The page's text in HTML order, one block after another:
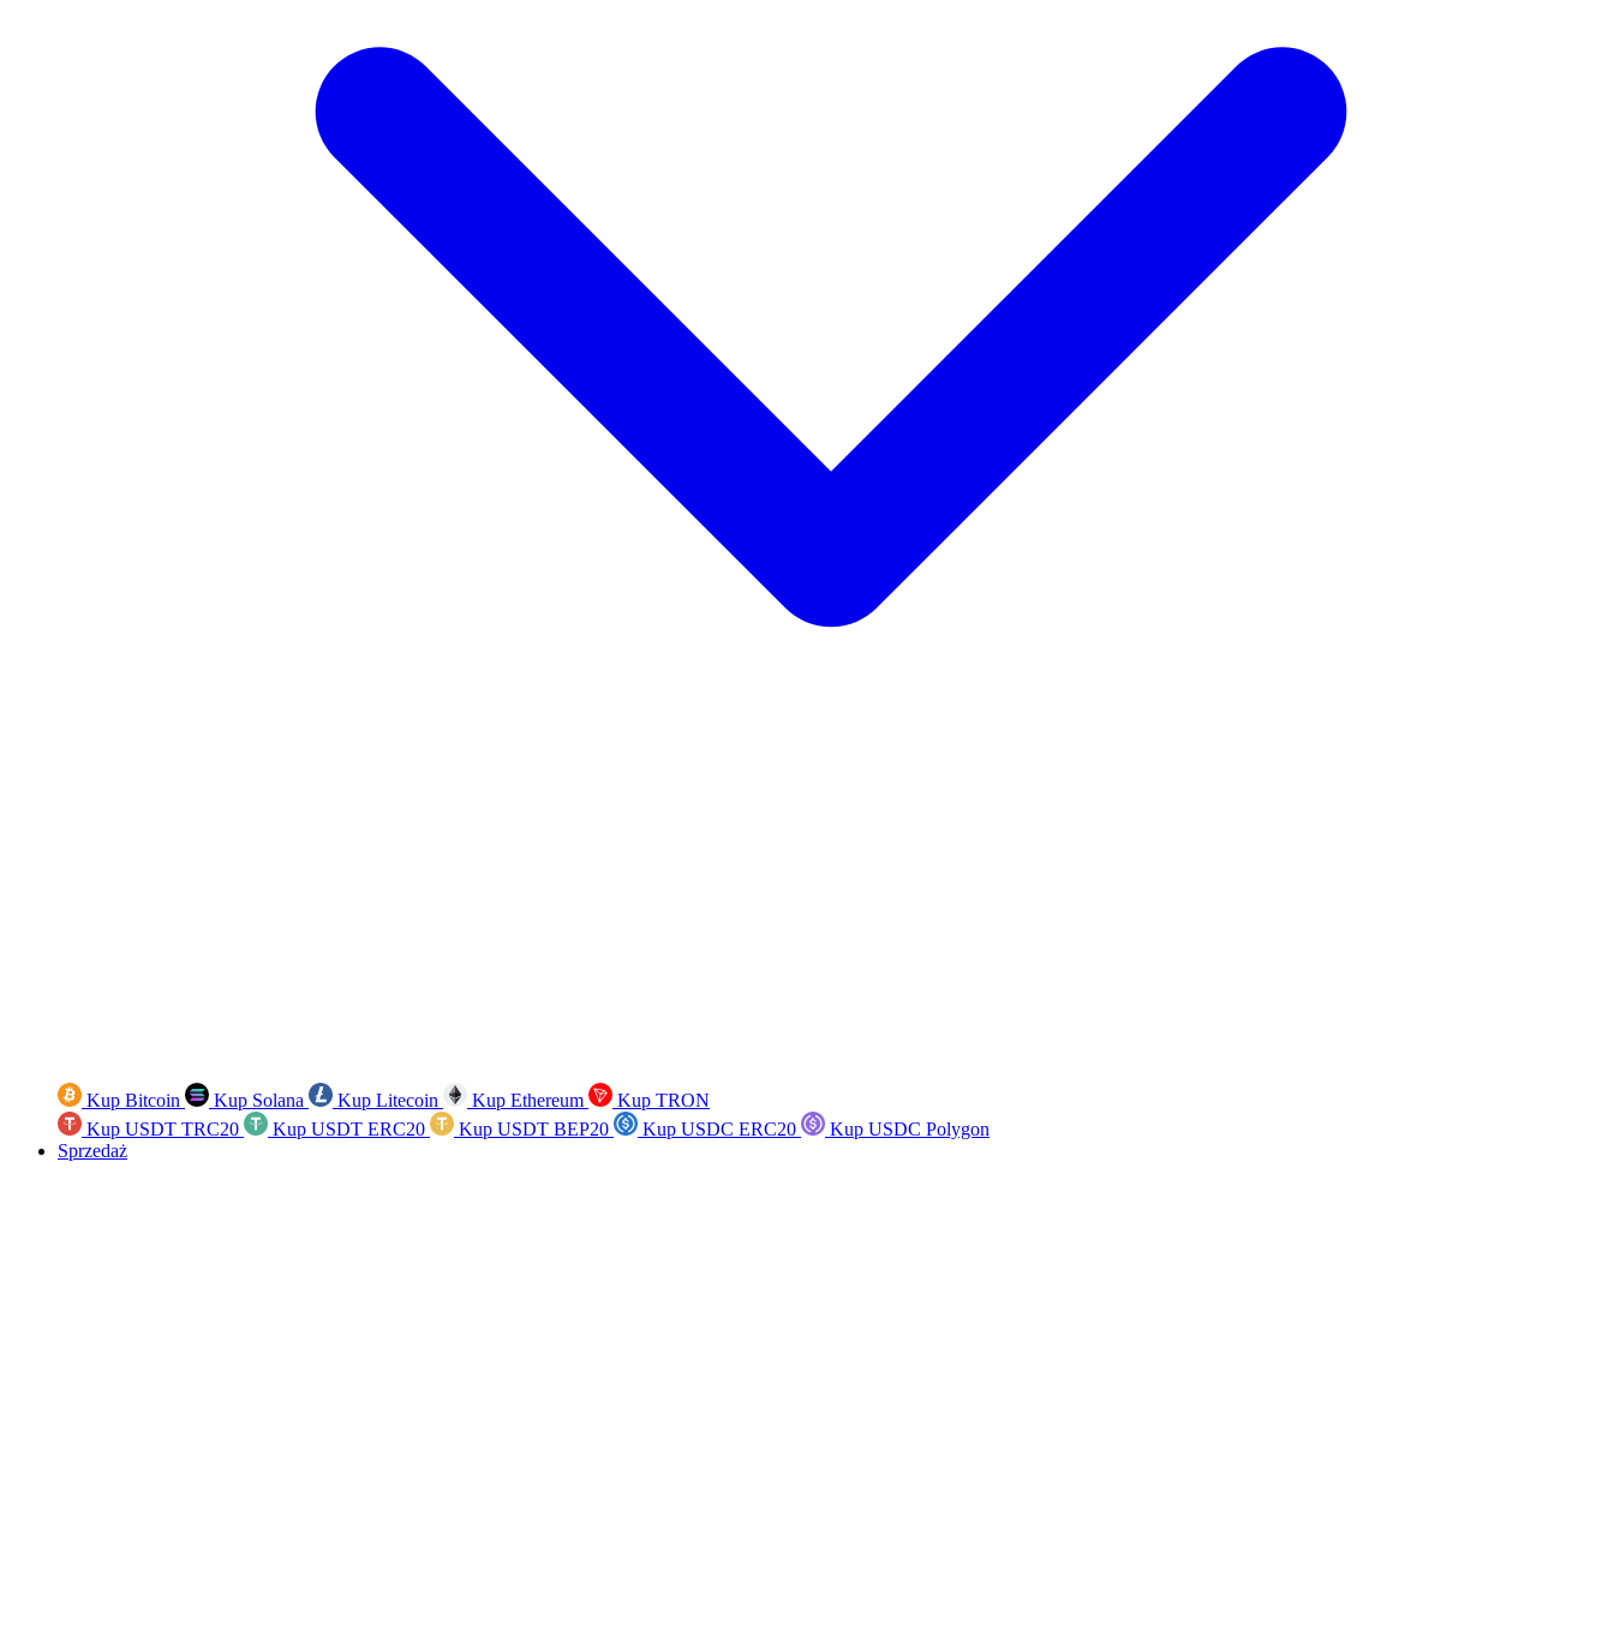
Kup Bitcoin Kup Solana Kup Litecoin Kup Ethereum
Kup TRON
Kup USDT TRC20
Kup USDT ERC20 Kup USDT BEP20 Kup USDC ERC20
Kup USDC Polygon
Sprzedaż